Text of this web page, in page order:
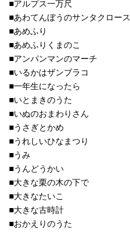
■アルプス一万尺
■あわてんぼうのサンタクロース
■あめふり
■あめふりくまのこ
■アンパンマンのマーチ
■いるかはザンブラコ
■一年生になったら
■いとまきのうた
■いぬのおまわりさん
■うさぎとかめ
■うれしいひなまつり
■うみ
■うんどうかい
■大きな栗の木の下で
■大きなたいこ
■大きな古時計
■おかえりのうた